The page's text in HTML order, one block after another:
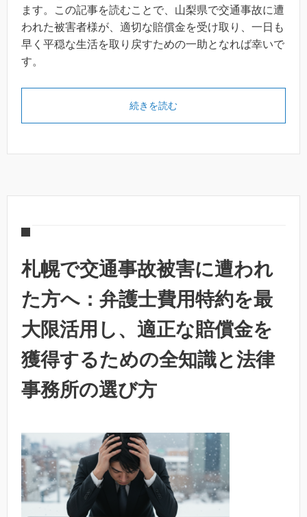
ます。この記事を読むことで、山梨県で交通事故に遭
われた被害者様が、適切な賠償金を受け取り、一日も
早く平穏な生活を取り戻すための一助となれば幸いで
す。
続きを読む
札幌で交通事故被害に遭われ
た方へ：弁護士費用特約を最
大限活用し、適正な賠償金を
獲得するための全知識と法律
事務所の選び方